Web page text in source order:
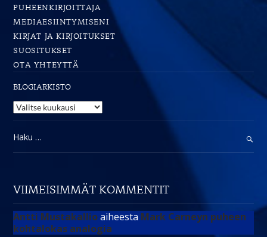
PUHEENKIRJOITTAJA
MEDIAESIINTYMISENI
KIRJAT JA KIRJOITUKSET
SUOSITUKSET
OTA YHTEYTTÄ
BLOGIARKISTO
Blogiarkisto
Haku:
VIIMEISIMMÄT KOMMENTIT
Antti Mustakallioaiheesta Mark Carneyn puheen
kohtalokas analogia